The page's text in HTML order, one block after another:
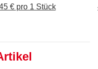
550GSM -
€ pro 1 Stück